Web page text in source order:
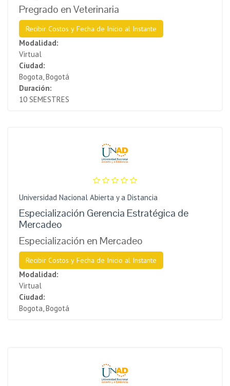
Pregrado en Veterinaria
Recibir Costos y Fecha de Inicio al Instante
Modalidad:
Virtual
Ciudad:
Bogota, Bogotá
Duración:
10 SEMESTRES
Universidad Nacional Abierta y a Distancia
Especialización Gerencia Estratégica de
Mercadeo
Especialización en Mercadeo
Recibir Costos y Fecha de Inicio al Instante
Modalidad:
Virtual
Ciudad:
Bogota, Bogotá